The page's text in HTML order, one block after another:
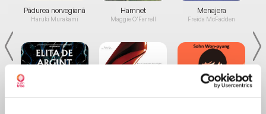
Pădurea norvegiană
Haruki Murakami
Hamnet
Maggie O'Farrell
Menajera
Freida McFadden